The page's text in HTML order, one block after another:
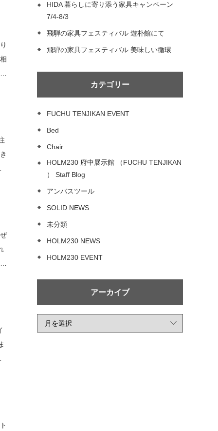
HIDA 暮らしに寄り添う家具キャンペーン
7/4-8/3
飛騨の家具フェスティバル 遊朴館にて
飛騨の家具フェスティバル 美味しい循環
カテゴリー
FUCHU TENJIKAN EVENT
Bed
Chair
HOLM230 府中展示館 （FUCHU TENJIKAN
） Staff Blog
アンバスツール
SOLID NEWS
未分類
HOLM230 NEWS
HOLM230 EVENT
アーカイブ